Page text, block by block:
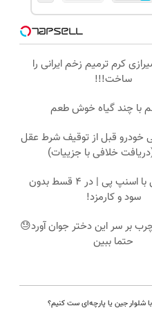
کرم ترمیم زخم ایرانی را
ساخت!!!
با چند گیاه خوش طعم
خودرو قبل از توقیف شرط عقل
خلافی با جزییات)
خرید موبایل با اسنپ پی | در ۴ قسط بدون
سود و کارمزد!
بر سر این دختر جوان آورد😓
حتما ببین
شلوار جین یا پارچه‌ای ست کنیم؟